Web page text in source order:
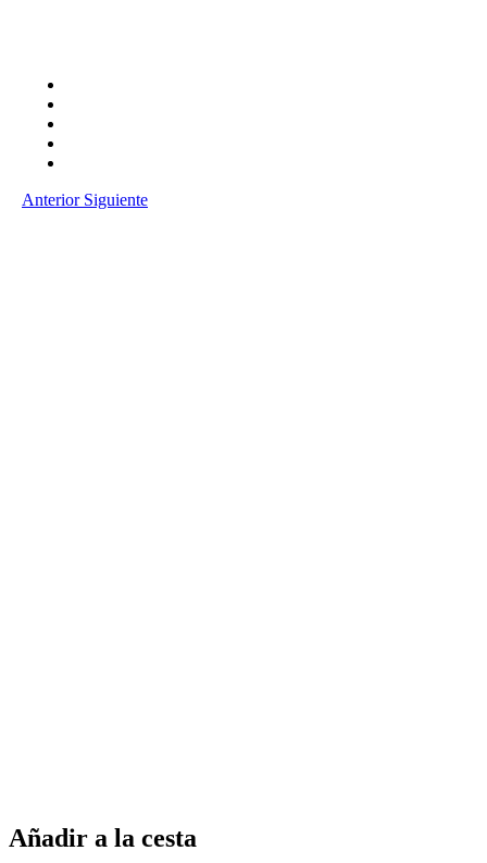
Anterior Siguiente
Añadir a la cesta